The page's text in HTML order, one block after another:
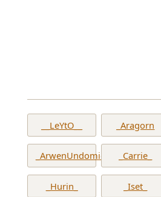
__LeYtO__ _Aragorn
_ArwenUndomiel_ _Carrie_
_Hurin_ _Iset_